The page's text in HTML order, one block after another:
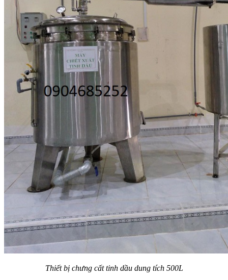
Thiết bị chưng cất tinh dầu dung tích 500L